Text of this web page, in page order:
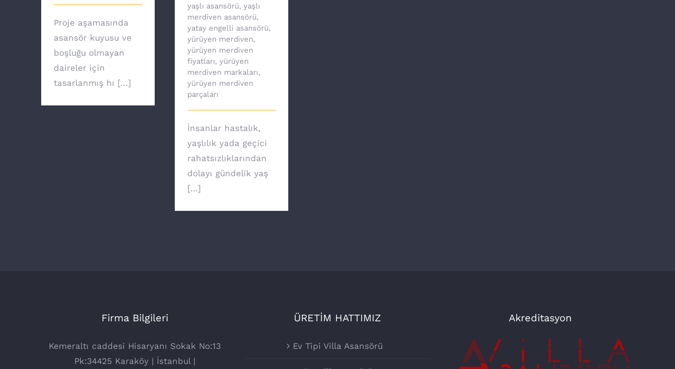
yaşlı asansörü, yaşlı
merdiven asansörü,
yatay engelli asansörü,
yürüyen merdiven,
yürüyen merdiven
fiyatları, yürüyen
merdiven markaları,
yürüyen merdiven
parçaları
İnsanlar hastalık,
yaşlılık yada geçici
rahatsızlıklarından
dolayı gündelik yaş
[...]
Proje aşamasında
asansör kuyusu ve
boşluğu olmayan
daireler için
tasarlanmış hı [...]
Firma Bilgileri
Kemeraltı caddesi Hisaryanı Sokak No:13
Pk:34425 Karaköy | İstanbul |
ÜRETİM HATTIMIZ
Ev Tipi Villa Asansörü
Akreditasyon